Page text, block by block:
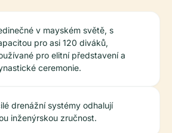
v mayském světě, s
pro asi 120 diváků,
pro elitní představení a
ceremonie.
drenážní systémy odhalují
inženýrskou zručnost.